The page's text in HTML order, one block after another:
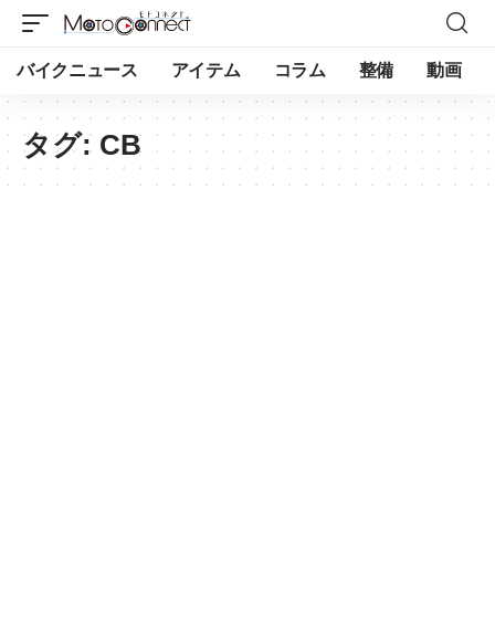
バイクニュース アイテム コラム 整備 動画
タグ: CB